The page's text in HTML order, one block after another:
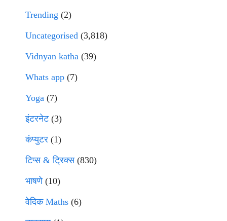
Trending (2)
Uncategorised (3,818)
Vidnyan katha (39)
Whats app (7)
Yoga (7)
इंटरनेट(3)
कंप्युटर (1)
टिप्स & ट्रिक्स(830)
भाषणे(10)
वेदिक Maths (6)